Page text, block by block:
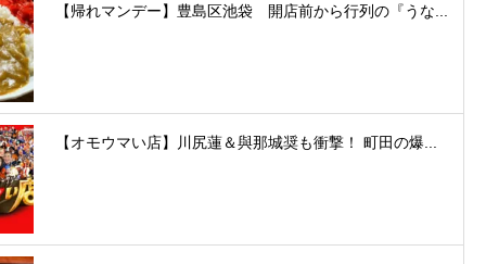
【帰れマンデー】豊島区池袋 開店前から行列の『うな...
【オモウマい店】川尻蓮＆與那城奨も衝撃！ 町田の爆...